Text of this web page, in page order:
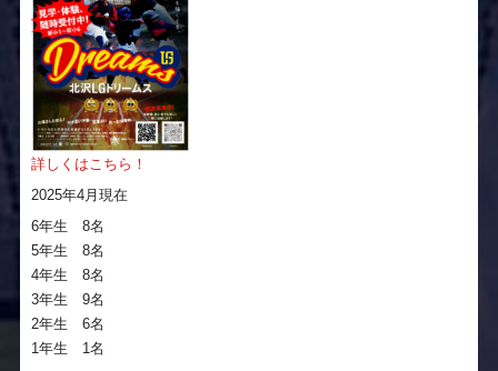
詳しくはこちら！
2025年4月現在
6年生 8名
5年生 8名
4年生 8名
3年生 9名
2年生 6名
1年生 1名